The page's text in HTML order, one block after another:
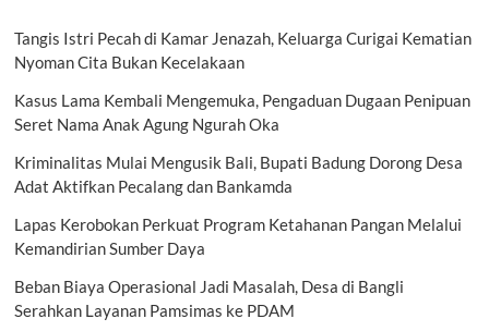
Tangis Istri Pecah di Kamar Jenazah, Keluarga Curigai Kematian
Nyoman Cita Bukan Kecelakaan
Kasus Lama Kembali Mengemuka, Pengaduan Dugaan Penipuan
Seret Nama Anak Agung Ngurah Oka
Kriminalitas Mulai Mengusik Bali, Bupati Badung Dorong Desa
Adat Aktifkan Pecalang dan Bankamda
Lapas Kerobokan Perkuat Program Ketahanan Pangan Melalui
Kemandirian Sumber Daya
Beban Biaya Operasional Jadi Masalah, Desa di Bangli
Serahkan Layanan Pamsimas ke PDAM